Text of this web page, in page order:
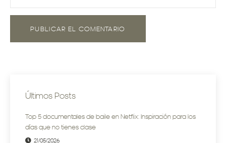
Últimos Posts
Top 5 documentales de baile en Netflix: Inspiración para los
días que no tienes clase
21/05/2026